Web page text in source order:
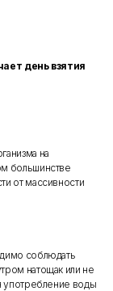
день взятия
на
большинстве
от массивности
соблюдать
натощак или не
употребление воды